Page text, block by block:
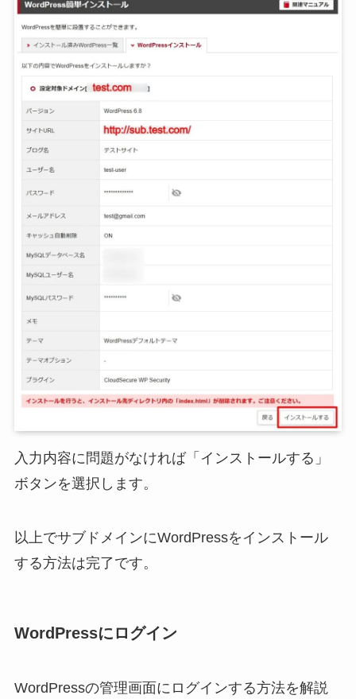
入力内容に問題がなければ「インストールする」
ボタンを選択します。
以上でサブドメインにWordPressをインストール
する方法は完了です。
WordPressにログイン
WordPressの管理画面にログインする方法を解説